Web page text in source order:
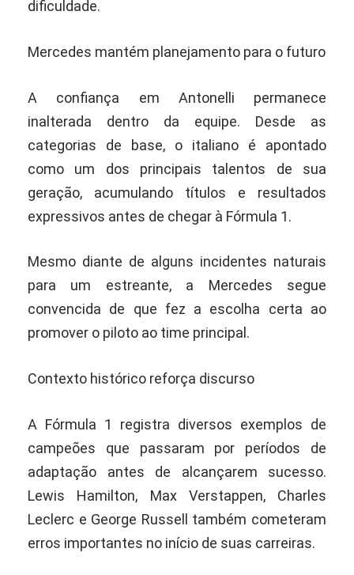
dificuldade.
Mercedes mantém planejamento para o futuro
A confiança em Antonelli permanece
inalterada dentro da equipe. Desde as
categorias de base, o italiano é apontado
como um dos principais talentos de sua
geração, acumulando títulos e resultados
expressivos antes de chegar à Fórmula 1.
Mesmo diante de alguns incidentes naturais
para um estreante, a Mercedes segue
convencida de que fez a escolha certa ao
promover o piloto ao time principal.
Contexto histórico reforça discurso
A Fórmula 1 registra diversos exemplos de
campeões que passaram por períodos de
adaptação antes de alcançarem sucesso.
Lewis Hamilton, Max Verstappen, Charles
Leclerc e George Russell também cometeram
erros importantes no início de suas carreiras.